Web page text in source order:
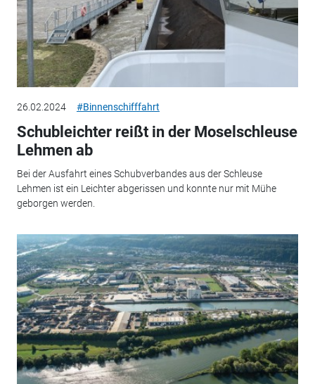
26.02.2024 #Binnenschifffahrt
Schubleichter reißt in der Moselschleuse
Lehmen ab
Bei der Ausfahrt eines Schubverbandes aus der Schleuse
Lehmen ist ein Leichter abgerissen und konnte nur mit Mühe
geborgen werden.